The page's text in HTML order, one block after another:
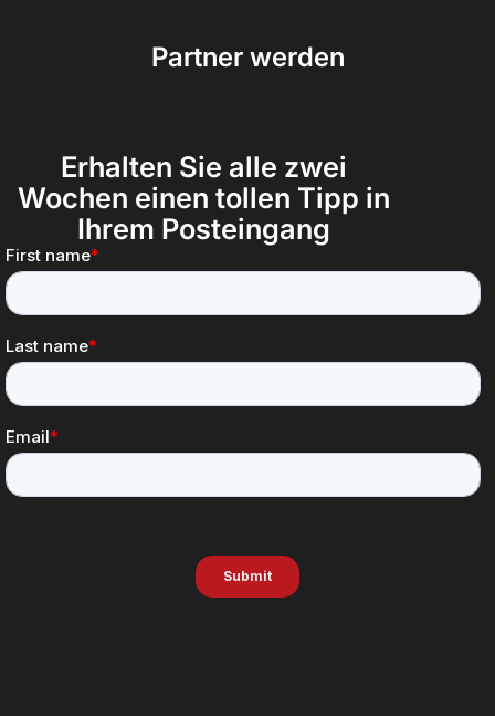
Partner werden
Erhalten Sie alle zwei
Wochen einen tollen Tipp in
Ihrem Posteingang